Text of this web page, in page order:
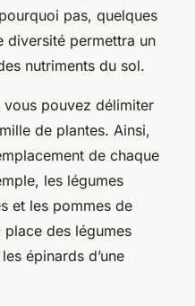
pas, quelques
diversité permettra un
nutriments du sol.
vous pouvez délimiter
de plantes. Ainsi,
de chaque
les légumes
et les pommes de
des légumes
épinards d’une